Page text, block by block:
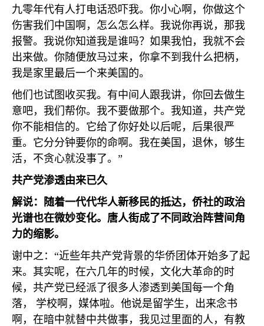
九零年代有人打电话恐吓我。你小心啊，你做这个
伤害我们中国啊，怎么怎么样。我说你再说，那我
报警。我说你知道我是谁吗？如果我怕，我就不会
出来做。你随便放马过来，你拿不到我什么把柄，
我是家里最后一个来美国的。
他们也试图收买我。有中间人跟我讲，你回去做生
意吧，我们帮你。我不要做那个。我知道，共产党
你不能相信的。它给了你好处以后呢，后果很严
重。它分分钟要你的命啊。我在美国，退休，够生
活，不贪心就没事了。”
共产党渗透由来已久
解说：随着一代代华人新移民的抵达，侨社的政治
光谱也在微妙变化。唐人街成了不同政治阵营间角
力的缩影。
谢中之：“近些年共产党背景的华侨团体开始多了起
来。其实呢，在六几年的时候，文化大革命的时
候，共产党已经派了很多人渗透到美国每一个角
落， 学校啊，媒体啦。他说是留学生，出来念书
啊，在暗中就替中共做事，我见过里面的人，有教